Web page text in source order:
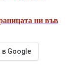
ни във
Google